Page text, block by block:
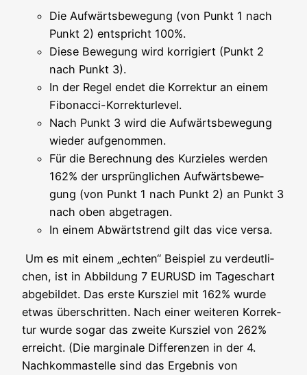
Die Auf­wärts­be­we­gung (von Punkt 1 nach
Punkt 2) ent­spricht 100%.
Die­se Bewe­gung wird kor­ri­giert (Punkt 2
nach Punkt 3).
In der Regel endet die Kor­rek­tur an einem
Fibonacci-Korrekturlevel.
Nach Punkt 3 wird die Auf­wärts­be­we­gung
wie­der aufgenommen.
Für die Berech­nung des Kur­zie­les wer­den
162% der ursprüng­li­chen Auf­wärts­be­we­
gung (von Punkt 1 nach Punkt 2) an Punkt 3
nach oben abgetragen.
In einem Abwärts­trend gilt das vice versa.
Um es mit einem „ech­ten“ Bei­spiel zu ver­deut­li­
chen, ist in Abbil­dung 7 EURUSD im Tages­chart
abge­bil­det. Das ers­te Kurs­ziel mit 162% wur­de
etwas über­schrit­ten. Nach einer wei­te­ren Kor­rek­
tur wur­de sogar das zwei­te Kurs­ziel von 262%
erreicht. (Die mar­gi­na­le Dif­fe­ren­zen in der 4.
Nach­kom­ma­stel­le sind das Ergeb­nis von